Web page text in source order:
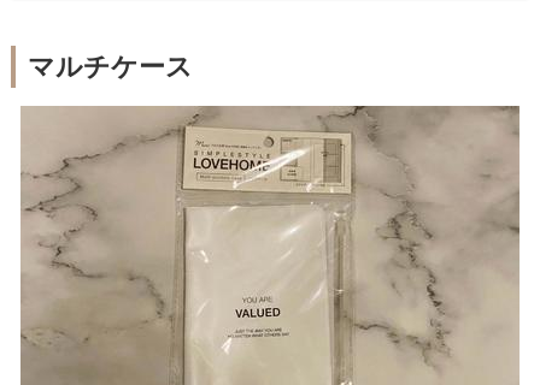
マルチケース